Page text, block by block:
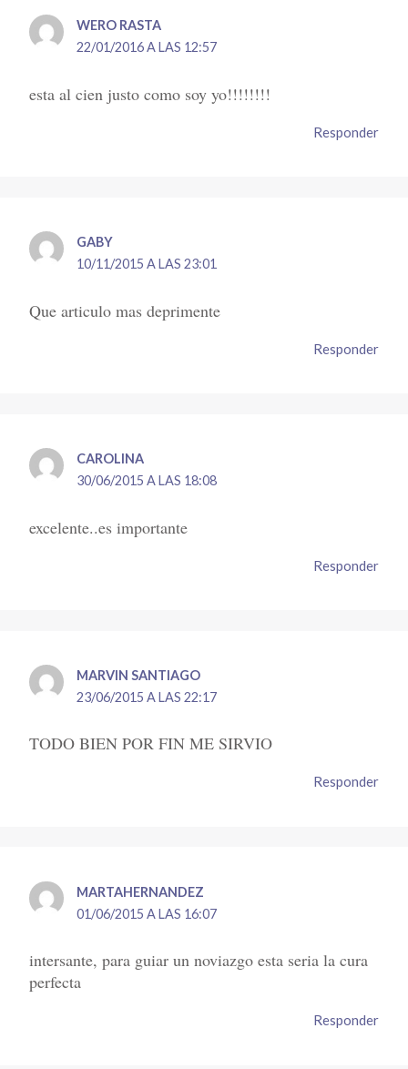
WERO RASTA
22/01/2016 A LAS 12:57
esta al cien justo como soy yo!!!!!!!!
Responder
GABY
10/11/2015 A LAS 23:01
Que articulo mas deprimente
Responder
CAROLINA
30/06/2015 A LAS 18:08
excelente..es importante
Responder
MARVIN SANTIAGO
23/06/2015 A LAS 22:17
TODO BIEN POR FIN ME SIRVIO
Responder
MARTAHERNANDEZ
01/06/2015 A LAS 16:07
intersante, para guiar un noviazgo esta seria la cura
perfecta
Responder